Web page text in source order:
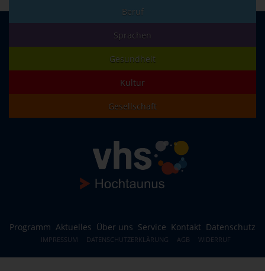
Beruf
Sprachen
Gesundheit
Kultur
Gesellschaft
Programm Aktuelles Über uns Service Kontakt Datenschutz
IMPRESSUM DATENSCHUTZERKLÄRUNG AGB WIDERRUF